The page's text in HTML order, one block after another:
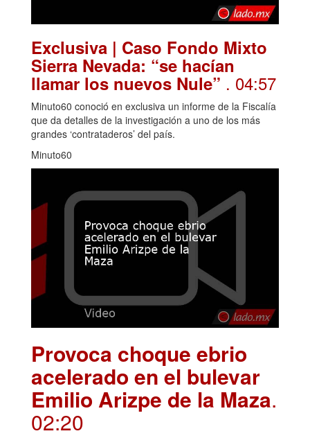
Exclusiva | Caso Fondo Mixto
Sierra Nevada: “se hacían
llamar los nuevos Nule” . 04:57
Minuto60 conoció en exclusiva un informe de la Fiscalía
que da detalles de la investigación a uno de los más
grandes ‘contrataderos’ del país.
Minuto60
Provoca choque ebrio
acelerado en el bulevar
Emilio Arizpe de la Maza.
02:20